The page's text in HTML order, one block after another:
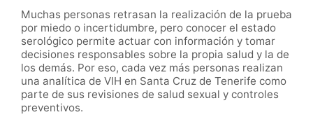
Muchas personas retrasan la realización de la prueba
por miedo o incertidumbre, pero conocer el estado
serológico permite actuar con información y tomar
decisiones responsables sobre la propia salud y la de
los demás. Por eso, cada vez más personas realizan
una analítica de VIH en Santa Cruz de Tenerife como
parte de sus revisiones de salud sexual y controles
preventivos.